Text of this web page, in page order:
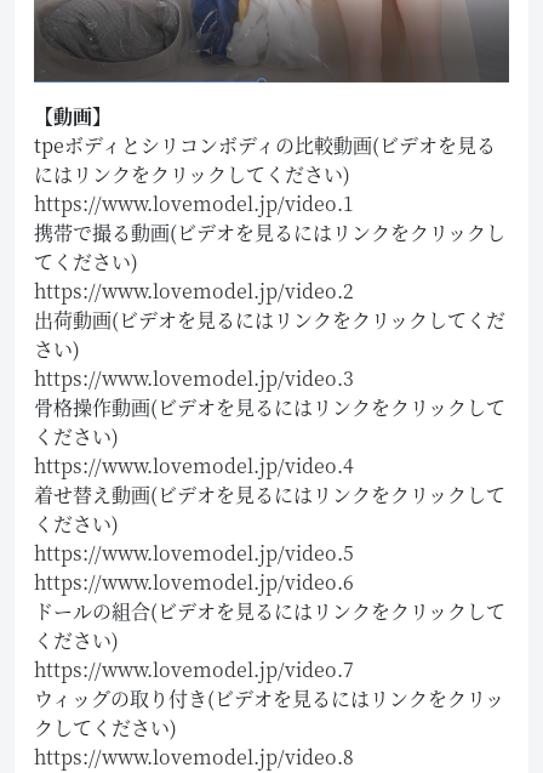
【動画】
tpeボディとシリコンボディの比較動画(ビデオを見る
にはリンクをクリックしてください)
https://www.lovemodel.jp/video.1
携帯で撮る動画(ビデオを見るにはリンクをクリックし
てください)
https://www.lovemodel.jp/video.2
出荷動画(ビデオを見るにはリンクをクリックしてくだ
さい)
https://www.lovemodel.jp/video.3
骨格操作動画(ビデオを見るにはリンクをクリックして
ください)
https://www.lovemodel.jp/video.4
着せ替え動画(ビデオを見るにはリンクをクリックして
ください)
https://www.lovemodel.jp/video.5
https://www.lovemodel.jp/video.6
ドールの組合(ビデオを見るにはリンクをクリックして
ください)
https://www.lovemodel.jp/video.7
ウィッグの取り付き(ビデオを見るにはリンクをクリッ
クしてください)
https://www.lovemodel.jp/video.8